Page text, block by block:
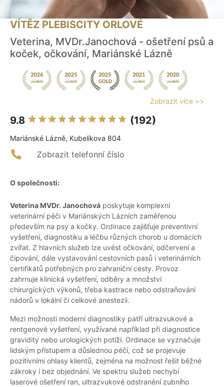
VÍTĚZ PLEBISCITY ORLOVÉ
Veterina, MVDr.Janochová - ošetření psů a
koček, očkování, Mariánské Lázně
Zobrazit více >>
9.8 (192)
Mariánské Lázně, Kubelíkova 804
Zobrazit telefonní číslo
O společnosti:
Veterina MVDr. Janochová poskytuje komplexní
veterinární péči v Mariánských Lázních zaměřenou
především na psy a kočky. Ordinace zajišťuje preventivní
vyšetření, diagnostiku a léčbu různých chorob u domácích
zvířat. Z hlavních služeb lze uvést očkování, odčervení a
čipování, dále vystavování cestovních pasů i veterinárních
certifikátů potřebných pro zahraniční cesty. Provoz
zahrnuje klinická vyšetření, odběry a množství
chirurgických výkonů, třeba kastrace nebo odstraňování
nádorů v lokální či celkové anestezii.
Mezi možnosti moderní diagnostiky patří ultrazvukové a
rentgenové vyšetření, využívané například při diagnostice
gravidity nebo urologických potíží. Ordinace se vyznačuje
lidským přístupem a důslednou péčí, což se projevuje
pozitivními ohlasy klientů, zejména na možnost řešit běžné
zákroky i bez objednání. Ve spektru služeb nechybí
laserové ošetření ran, ultrazvukové odstranění zubního